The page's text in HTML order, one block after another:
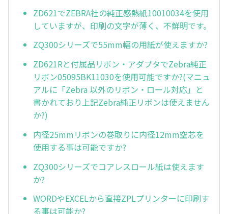
ZD621でZEBRA社の純正感熱紙10010034を使用
していますが、印刷の文字が薄く、不鮮明です。
ZQ300シリーズで55mm幅の用紙が使えますか?
ZD621Rと付属品リボン・アダプタでZebra純正
リボン05095BK11030を使用可能ですか?(マニュ
アルに「Zebra 以外のリボン・ロール対応」と
書かれており上記Zebra純正リボンは使えません
か?)
内径25mmリボンの巻取りに内径12mm空芯を
使用する事は可能ですか?
ZQ300シリーズでコアレスロール紙は使えます
か?
WORDやEXCELから直接ZPLプリンターに印刷す
る事は可能か?